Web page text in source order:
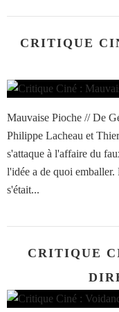
CRITIQUE
Mauvaise Pioche // De
Philippe Lacheau et
s'attaque à l'affaire du
l'idée a de quoi
s'était...
CRITIQUE